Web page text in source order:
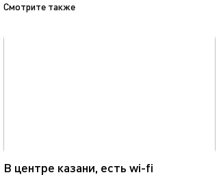
Смотрите также
В центре казани, есть wi-fi